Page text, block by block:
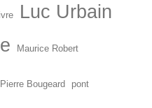
livre Luc Urbain
Maurice Robert
Pierre Bougeard pont